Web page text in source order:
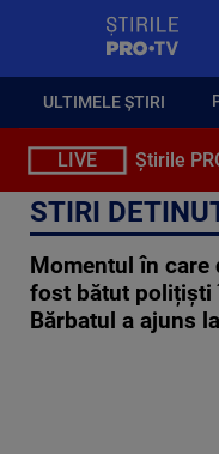
ULTIMELE ȘTIRI
LIVE Știrile
STIRI
Momentul în
fost bătut polițiști
Bărbatul a ajuns